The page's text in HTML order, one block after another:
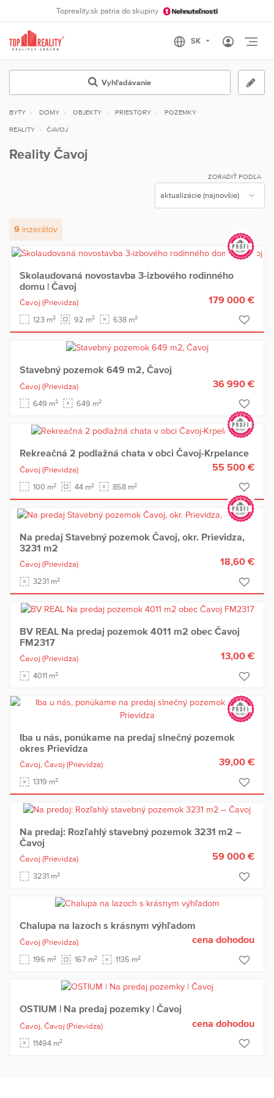
Topreality.sk patria do skupiny
Vyhľadávanie
BYTY DOMY OBJEKTY PRIESTORY POZEMKY
REALITY ČAVOJ
Reality Čavoj
ZORADIŤ PODĽA
9 inzerátov
Skolaudovaná novostavba 3-izbového rodinného
domu | Čavoj
Čavoj (Prievidza)
123 m2 92 m2 638 m2
179 000 €
Stavebný pozemok 649 m2, Čavoj
Čavoj (Prievidza)
649 m2 649 m2
36 990 €
Rekreačná 2 podlažná chata v obci Čavoj-Krpelance
Čavoj (Prievidza)
100 m2 44 m2 858 m2
55 500 €
Na predaj Stavebný pozemok Čavoj, okr. Prievidza,
3231 m2
Čavoj (Prievidza)
3231 m2
18,60 €
BV REAL Na predaj pozemok 4011 m2 obec Čavoj
FM2317
Čavoj (Prievidza)
4011 m2
13,00 €
Iba u nás, ponúkame na predaj slnečný pozemok
okres Prievidza
Čavoj, Čavoj (Prievidza)
1319 m2
39,00 €
Na predaj: Rozľahlý stavebný pozemok 3231 m2 –
Čavoj
Čavoj (Prievidza)
3231 m2
59 000 €
Chalupa na lazoch s krásnym výhľadom
Čavoj (Prievidza)
196 m2 167 m2 1135 m2
cena dohodou
OSTIUM | Na predaj pozemky | Čavoj
Čavoj, Čavoj (Prievidza)
11494 m2
cena dohodou